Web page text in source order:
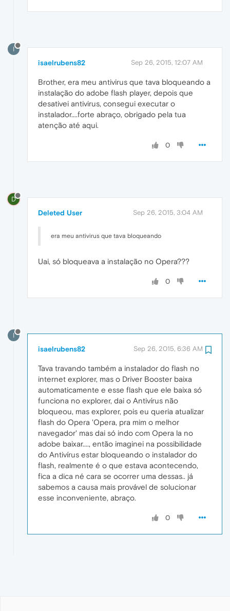
I
isaelrubens82 Sep 26, 2015, 12:07 AM
Brother, era meu antivirus que tava bloqueando a
instalação do adobe flash player, depois que
desativei antivirus, consegui executar o
instalador....forte abraço, obrigado pela tua
atenção até aqui.
0
D
Deleted User Sep 26, 2015, 3:04 AM
era meu antivirus que tava bloqueando
Uai, só bloqueava a instalação no Opera???
0
I
isaelrubens82 Sep 26, 2015, 6:36 AM
Tava travando também a instalador do flash no
internet explorer, mas o Driver Booster baixa
automaticamente e esse flash que ele baixa só
funciona no explorer, dai o Antivírus não
bloqueou, mas explorer, pois eu queria atualizar
flash do Opera 'Opera, pra mim o melhor
navegador' mas dai só indo com Opera la no
adobe baixar...., então imaginei na possibilidade
do Antivírus estar bloqueando o instalador do
flash, realmente é o que estava acontecendo,
fica a dica né cara se ocorrer uma dessas.. já
sabemos a causa mais provável de solucionar
esse inconveniente, abraço.
0